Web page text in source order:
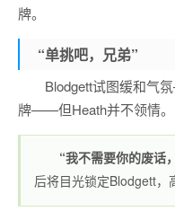
牌。
“单挑吧，兄弟”
Blodgett试图缓和气
牌——但Heath并不领情。
“我不需要你的废话
后将目光锁定Blodgett，